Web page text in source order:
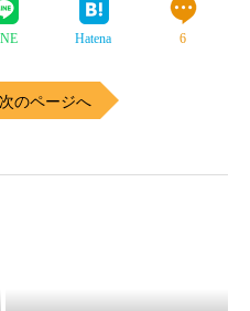
Hatena 6
次のページへ